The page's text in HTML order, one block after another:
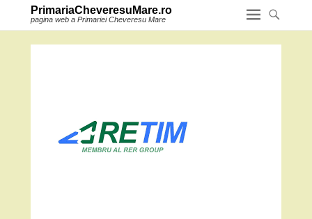
PrimariaCheveresuMare.ro
pagina web a Primariei Cheveresu Mare